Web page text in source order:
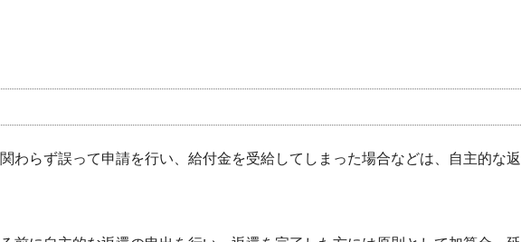
わらず誤って申請を行い、給付金を受給してしまった場合などは、自主的な返